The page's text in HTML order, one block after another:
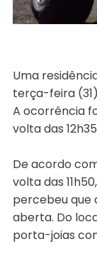
Uma
terça-feira
A ocorrência
volta das
De acordo
volta das
percebeu que
aberta. Do
porta-joias